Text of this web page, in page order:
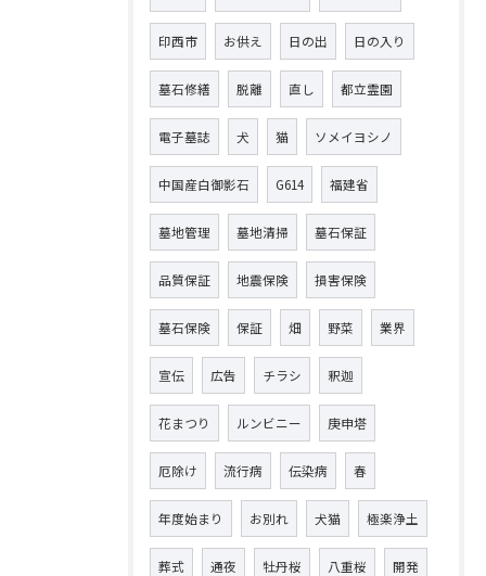
印西市 お供え 日の出 日の入り
墓石修繕 脱離 直し 都立霊園
電子墓誌 犬 猫 ソメイヨシノ
中国産白御影石 G614 福建省
墓地管理 墓地清掃 墓石保証
品質保証 地震保険 損害保険
墓石保険 保証 畑 野菜 業界
宣伝 広告 チラシ 釈迦
花まつり ルンビニー 庚申塔
厄除け 流行病 伝染病 春
年度始まり お別れ 犬猫 極楽浄土
葬式 通夜 牡丹桜 八重桜 開発